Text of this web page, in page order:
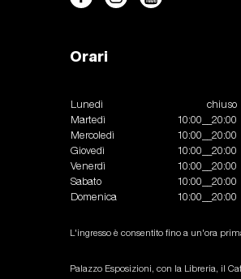
Orari
Lunedì
chiuso
Martedì
10:00__20:00
Mercoledì
10:00__20:00
Giovedì
10:00__20:00
Venerdì
10:00__20:00
Sabato
10:00__20:00
Domenica
10:00__20:00
L'ingresso è consentito fino a un'ora
Palazzo Esposizioni, con la Libreria, il